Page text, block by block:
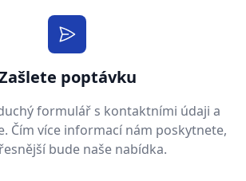
poptávku
formulář s kontaktními údaji a
Čím více informací nám poskytnete,
bude naše nabídka.